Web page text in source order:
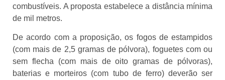
combustíveis. A proposta estabelece a distância mínima
de mil metros.
De acordo com a proposição, os fogos de estampidos
(com mais de 2,5 gramas de pólvora), foguetes com ou
sem flecha (com mais de oito gramas de pólvoras),
baterias e morteiros (com tubo de ferro) deverão ser